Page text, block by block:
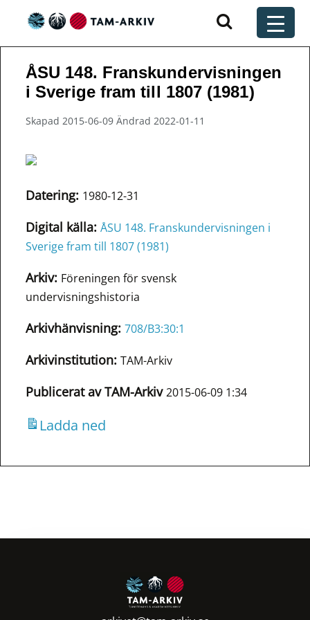
Huvudnavigering
ÅSU 148. Franskundervisningen
i Sverige fram till 1807 (1981)
Skapad 2015-06-09 Ändrad 2022-01-11
Datering: 1980-12-31
Digital källa: ÅSU 148. Franskundervisningen i
Sverige fram till 1807 (1981)
Arkiv: Föreningen för svensk
undervisningshistoria
Arkivhänvisning: 708/B3:30:1
Arkivinstitution: TAM-Arkiv
Publicerat av TAM-Arkiv2015-06-09 1:34
Ladda ned